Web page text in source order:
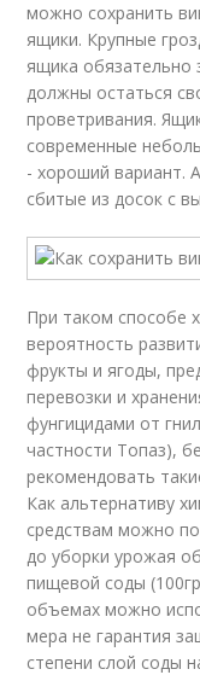
можно сохранить
ящики. Крупные
ящика обязательно
должны остаться
проветривания.
современные
- хороший вариант.
сбитые из досок с
При таком способе
вероятность
фрукты и ягоды,
перевозки и
фунгицидами от
частности Топаз),
рекомендовать
Как альтернативу
средствам можно
до уборки урожая
пищевой соды
объемах можно
мера не гарантия
степени слой соды